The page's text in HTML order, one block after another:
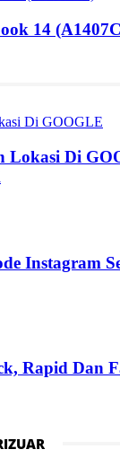
14
Lokasi Di
Instagram
Rapid Dan